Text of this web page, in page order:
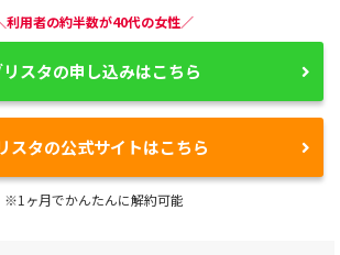
利用者の約半数が40代の女性／
リスタの申し込みはこちら
スタの公式サイトはこちら
※1ヶ月でかんたんに解約可能